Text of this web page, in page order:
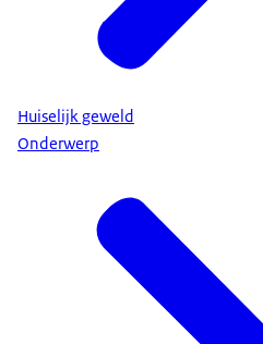
Huiselijk geweld
Onderwerp